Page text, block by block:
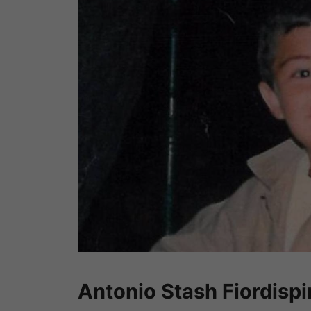
Antonio Stash